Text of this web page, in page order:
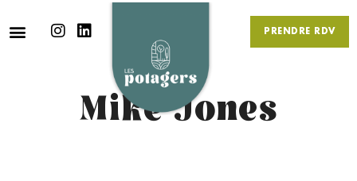
PRENDRE RDV
Mike Jones